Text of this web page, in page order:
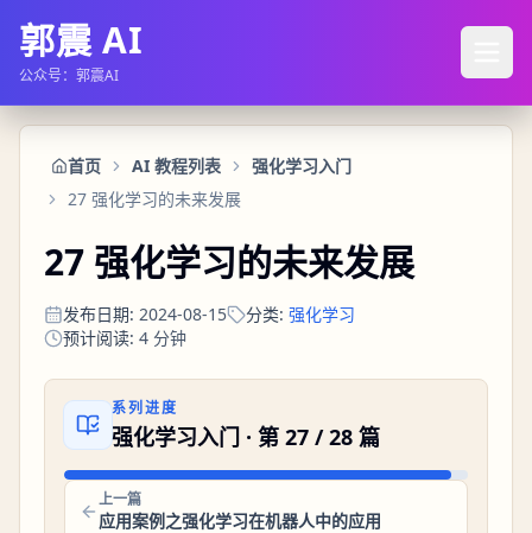
郭震 AI
公众号：郭震AI
首页 AI 教程列表
强化学习入门
27 强化学习的未来发展
27 强化学习的未来发展
发布日期: 2024-08-15 分类: 强化学习
预计阅读: 4 分钟
系列进度
强化学习入门 · 第 27 /28 篇
上一篇
应用案例之强化学习在机器人中的应用